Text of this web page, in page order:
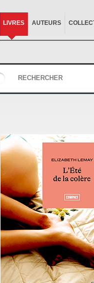
LIVRES AUTEURS
RECHERCHER